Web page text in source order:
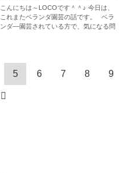
こんにちは～LOCOです＾＾♪ 今日は、
これまたベランダ園芸の話です。 ベラ
ンダ―園芸されている方で、気になる問
5 6 7 8 9